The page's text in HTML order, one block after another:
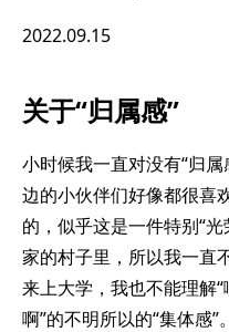
2022.09.15
关于“归属感”
小时候我一直对没有“归
边的小伙伴们好像都很喜
的，似乎这是一件特别“
家的村子里，所以我一直
来上大学，我也不能理解
啊”的不明所以的“集体感